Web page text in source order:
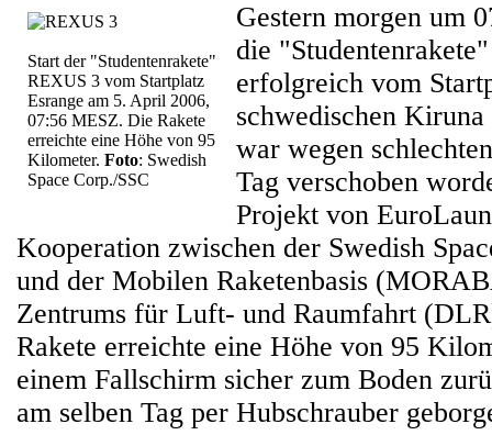
Start der "Studentenrakete"
REXUS 3 vom Startplatz
Esrange am 5. April 2006,
07:56 MESZ. Die Rakete
erreichte eine Höhe von 95
Kilometer. Foto: Swedish
Space Corp./SSC
Gestern morgen um
die
erfolgreich vom
schwedischen
war wegen
Tag verschoben
Projekt von
Kooperation zwischen der Swedish
und der Mobilen Raketenbasis
Zentrums für Luft- und Raumfahrt
Rakete erreichte eine Höhe von 95
einem Fallschirm sicher zum Boden
am selben Tag per Hubschrauber